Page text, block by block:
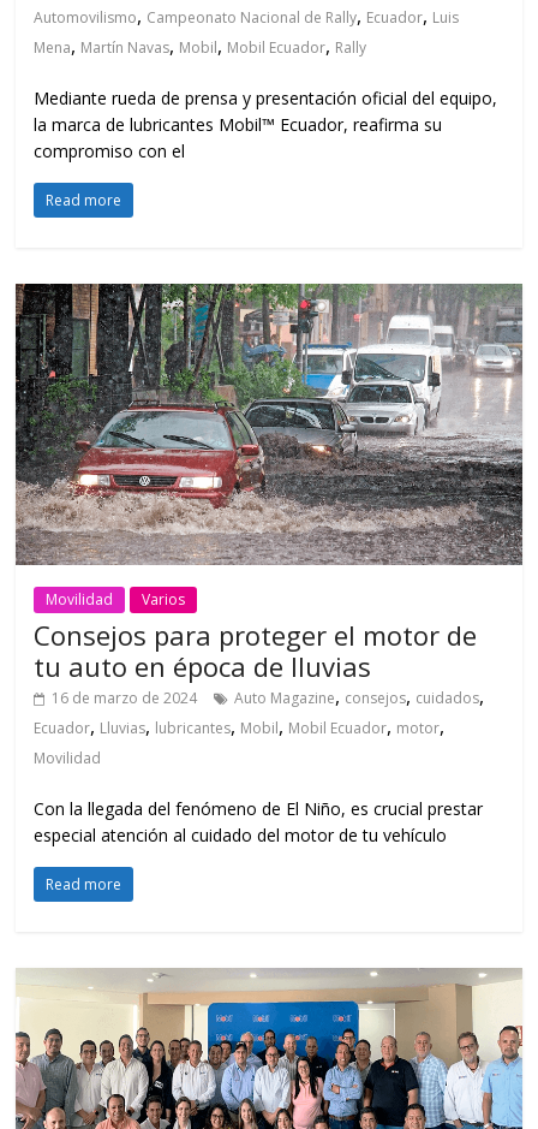
Automovilismo, Campeonato Nacional de Rally, Ecuador, Luis
Mena, Martín Navas, Mobil, Mobil Ecuador, Rally
Mediante rueda de prensa y presentación oficial del equipo,
la marca de lubricantes Mobil™ Ecuador, reafirma su
compromiso con el
Read more
Movilidad Varios
Consejos para proteger el motor de
tu auto en época de lluvias
16 de marzo de 2024 Auto Magazine, consejos, cuidados,
Ecuador, Lluvias, lubricantes, Mobil, Mobil Ecuador, motor,
Movilidad
Con la llegada del fenómeno de El Niño, es crucial prestar
especial atención al cuidado del motor de tu vehículo
Read more